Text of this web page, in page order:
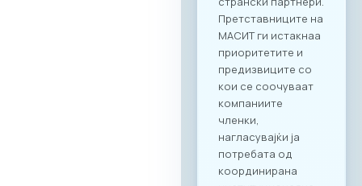
сесии за однапред
закажани B2B
состаноци.
Целосната агенда
за настанот е
достапна на
следниот линк:
Превземи PDF
Агенда
Регистрација и
Matchmaking